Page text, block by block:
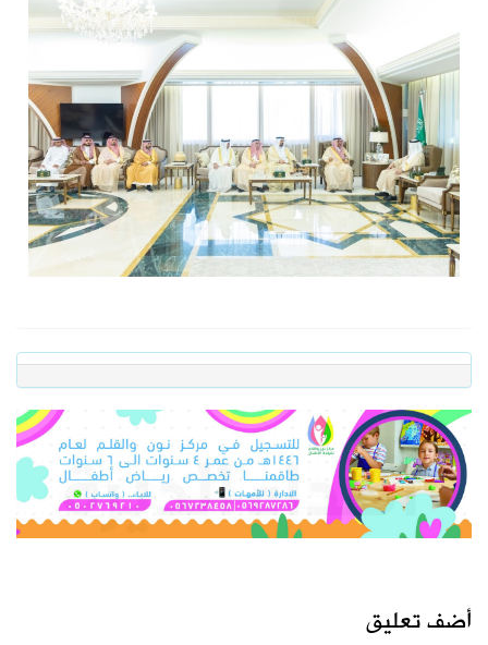
أضف تعليق